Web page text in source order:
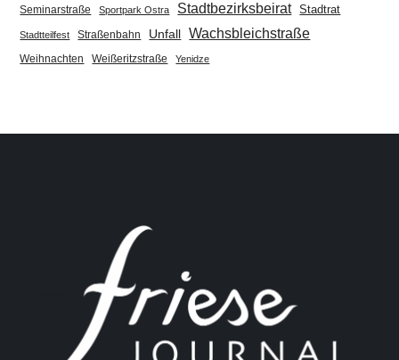
Seminarstraße Sportpark Ostra Stadtbezirksbeirat Stadtrat
Stadtteilfest Straßenbahn Unfall Wachsbleichstraße
Weihnachten Weißeritzstraße Yenidze